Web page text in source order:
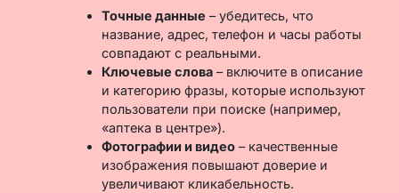
Точные данные – убедитесь, что
название, адрес, телефон и часы работы
совпадают с реальными.
Ключевые слова– включите в описание
и категорию фразы, которые используют
пользователи при поиске (например,
«аптека в центре»).
Фотографии и видео– качественные
изображения повышают доверие и
увеличивают кликабельность.